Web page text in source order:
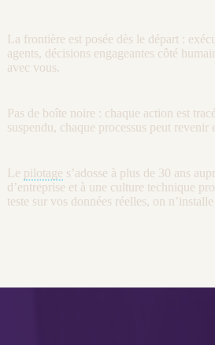
La frontière est posée dès le départ :
agents, décisions engageantes côté
avec vous.
Pas de boîte noire : chaque action est
suspendu, chaque processus peut revenir
Le pilotage s’adosse à plus de 30 ans
d’entreprise et à une culture technique
teste sur vos données réelles, on